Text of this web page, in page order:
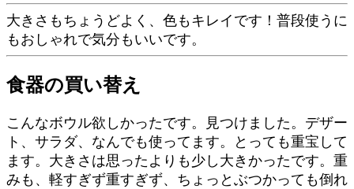
大きさもちょうどよく、色もキレイです！普段使うに
もおしゃれで気分もいいです。
食器の買い替え
こんなボウル欲しかったです。見つけました。デザー
ト、サラダ、なんでも使ってます。とっても重宝して
ます。大きさは思ったよりも少し大きかったです。重
みも、軽すぎず重すぎず、ちょっとぶつかっても倒れ